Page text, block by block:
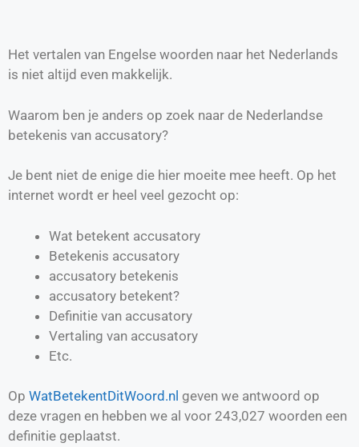
Het vertalen van Engelse woorden naar het Nederlands
is niet altijd even makkelijk.
Waarom ben je anders op zoek naar de Nederlandse
betekenis van accusatory?
Je bent niet de enige die hier moeite mee heeft. Op het
internet wordt er heel veel gezocht op:
Wat betekent accusatory
Betekenis accusatory
accusatory betekenis
accusatory betekent?
Definitie van accusatory
Vertaling van accusatory
Etc.
Op WatBetekentDitWoord.nl geven we antwoord op
deze vragen en hebben we al voor 243,027 woorden een
definitie geplaatst.